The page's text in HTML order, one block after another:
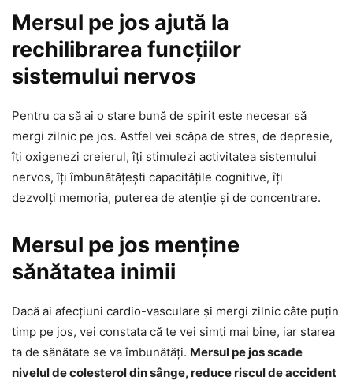
Mersul pe jos ajută la
rechilibrarea funcțiilor
sistemului nervos
Pentru ca să ai o stare bună de spirit este necesar să
mergi zilnic pe jos. Astfel vei scăpa de stres, de depresie,
îți oxigenezi creierul, îți stimulezi activitatea sistemului
nervos, îți îmbunătățești capacitățile cognitive, îți
dezvolți memoria, puterea de atenție și de concentrare.
Mersul pe jos menține
sănătatea inimii
Dacă ai afecțiuni cardio-vasculare și mergi zilnic câte puțin
timp pe jos, vei constata că te vei simți mai bine, iar starea
ta de sănătate se va îmbunătăți. Mersul pe jos scade
nivelul de colesterol din sânge, reduce riscul de accident